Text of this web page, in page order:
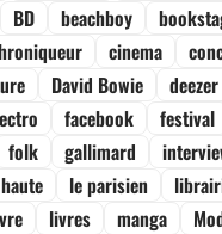
BD beachboy
cinema
David Bowie deezer
facebook
festival
folk gallimard
le parisien
livres manga